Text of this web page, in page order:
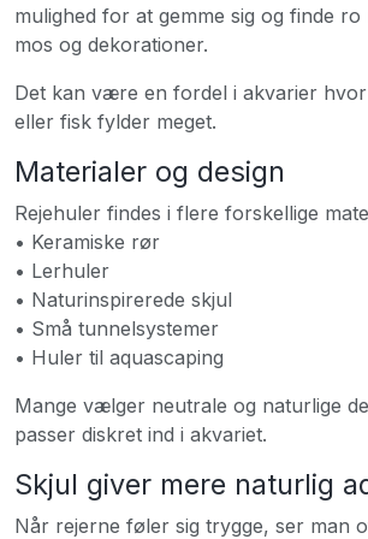
mulighed for at gemme sig og finde ro
mos og dekorationer.
Det kan være en fordel i akvarier
eller fisk fylder meget.
Materialer og design
Rejehuler findes i flere forskellige
• Keramiske rør
• Lerhuler
• Naturinspirerede skjul
• Små tunnelsystemer
• Huler til aquascaping
Mange vælger neutrale og naturlige
passer diskret ind i akvariet.
Skjul giver mere naturlig
Når rejerne føler sig trygge, ser man